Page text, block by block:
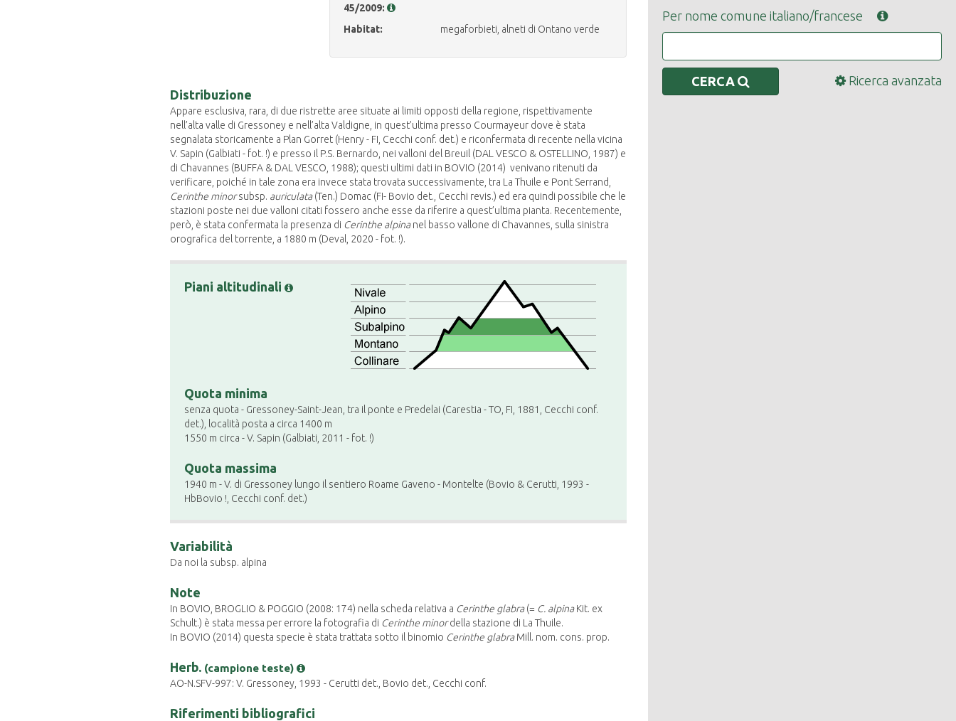
45/2009:
Habitat: megaforbieti, alneti di Ontano verde
Distribuzione
Appare esclusiva, rara, di due ristrette aree situate ai limiti opposti della regione, rispettivamente
nell’alta valle di Gressoney e nell’alta Valdigne, in quest’ultima presso Courmayeur dove è stata
segnalata storicamente a Plan Gorret (Henry - FI, Cecchi conf. det.) e riconfermata di recente nella vicina
V. Sapin (Galbiati - fot. !) e presso il P.S. Bernardo, nei valloni del Breuil (DAL VESCO & OSTELLINO, 1987) e
di Chavannes (BUFFA & DAL VESCO, 1988); questi ultimi dati in BOVIO (2014) venivano ritenuti da
verificare, poiché in tale zona era invece stata trovata successivamente, tra La Thuile e Pont Serrand,
Cerinthe minorsubsp. auriculata(Ten.) Domac (FI- Bovio det., Cecchi revis.) ed era quindi possibile che le
stazioni poste nei due valloni citati fossero anche esse da riferire a quest’ultima pianta. Recentemente,
però, è stata confermata la presenza di Cerinthe alpinanel basso vallone di Chavannes, sulla sinistra
orografica del torrente, a 1880 m (Deval, 2020 - fot. !).
Piani altitudinali
Quota minima
senza quota - Gressoney-Saint-Jean, tra il ponte e Predelai (Carestia - TO, FI, 1881, Cecchi conf.
det.), località posta a circa 1400 m
1550 m circa - V. Sapin (Galbiati, 2011 - fot. !)
Quota massima
1940 m - V. di Gressoney lungo il sentiero Roame Gaveno - Montelte (Bovio & Cerutti, 1993 -
HbBovio !, Cecchi conf. det.)
Variabilità
Da noi la subsp. alpina
Note
In BOVIO, BROGLIO & POGGIO (2008: 174) nella scheda relativa a Cerinthe glabra(= C. alpinaKit. ex
Schult.) è stata messa per errore la fotografia di Cerinthe minordella stazione di La Thuile.
In BOVIO (2014) questa specie è stata trattata sotto il binomio Cerinthe glabraMill. nom. cons. prop.
Herb. (campione teste)
AO-N.SFV-997: V. Gressoney, 1993 - Cerutti det., Bovio det., Cecchi conf.
Riferimenti bibliografici
Per nome comune italiano/francese
CERCA Ricerca avanzata